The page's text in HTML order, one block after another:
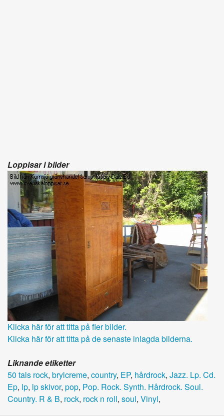
Loppisar i bilder
Klicka här för att titta på fler bilder.
Klicka här för att titta på de senaste inlagda bilderna.
Liknande etiketter
50 tals rock, brylcreme, country, EP, hårdrock, Jazz. Lp. Cd.
Ep, lp, lp skivor, pop, Pop. Rock. Synth. Hårdrock. Soul.
Country. R & B, rock, rock n roll, soul, Vinyl,